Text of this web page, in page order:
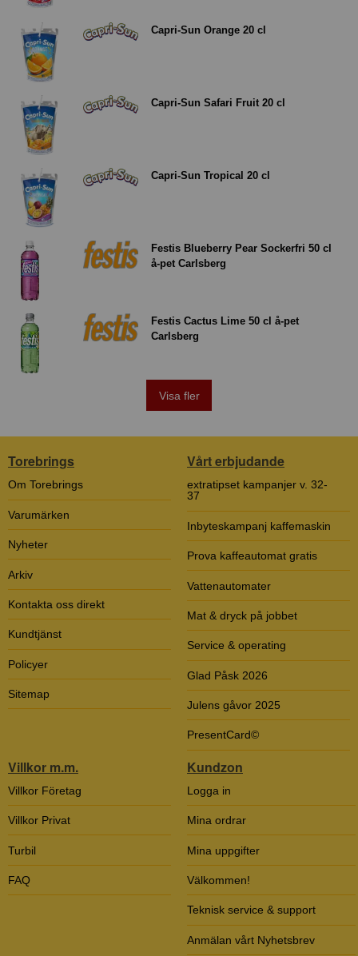
Capri-Sun Orange 20 cl
Capri-Sun Safari Fruit 20 cl
Capri-Sun Tropical 20 cl
Festis Blueberry Pear Sockerfri 50 cl
å-pet Carlsberg
Festis Cactus Lime 50 cl å-pet
Carlsberg
Visa fler
Torebrings
Om Torebrings
Varumärken
Nyheter
Arkiv
Kontakta oss direkt
Kundtjänst
Policyer
Sitemap
Vårt erbjudande
extratipset kampanjer v. 32-
37
Inbyteskampanj kaffemaskin
Prova kaffeautomat gratis
Vattenautomater
Mat & dryck på jobbet
Service & operating
Glad Påsk 2026
Julens gåvor 2025
PresentCard©
Villkor m.m.
Villkor Företag
Villkor Privat
Turbil
FAQ
Kundzon
Logga in
Mina ordrar
Mina uppgifter
Välkommen!
Teknisk service & support
Anmälan vårt Nyhetsbrev